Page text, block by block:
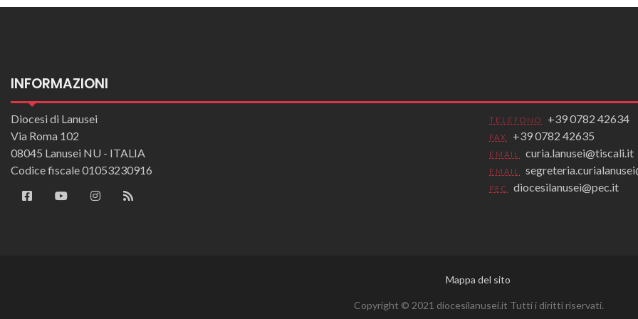
INFORMAZIONI
Diocesi di Lanusei
Via Roma 102
08045 Lanusei NU - ITALIA
Codice fiscale 01053230916
TELEFONO +39 0782 42634
FAX +39 0782 42635
EMAIL curia.lanusei@tiscali.it
EMAIL
PEC diocesilanusei@pec.it
Mappa del sito
Copyright © 2021 diocesilanusei.it Tutti i diritti riservati.